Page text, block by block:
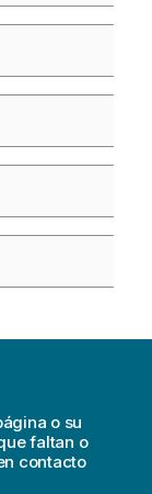
o su
faltan o
contacto